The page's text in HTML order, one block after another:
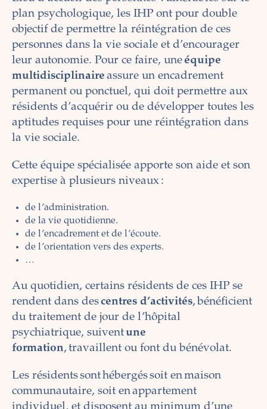
plan psychologique, les IHP ont pour double
objectif de permettre la réintégration de ces
personnes dans la vie sociale et d’encourager
leur autonomie. Pour ce faire, uneéquipe
multidisciplinaire assure un encadrement
permanent ou ponctuel, qui doit permettre aux
résidents d’acquérir ou de développer toutes les
aptitudes requises pour une réintégration dans
la vie sociale.
Cette équipe spécialisée apporte son aide et son
expertise à plusieurs niveaux :
de l’administration.
de la vie quotidienne.
de l’encadrement et de l’écoute.
de l’orientation vers des experts.
…
Au quotidien, certains résidents de ces IHP se
rendent dans descentres d’activités, bénéficient
du traitement de jour de l’hôpital
psychiatrique, suiventune
formation, travaillent ou font du bénévolat.
Les résidents sont hébergés soit en maison
communautaire, soit en appartement